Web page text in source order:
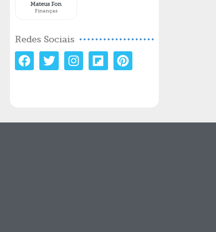
Mateus Fon
Finanças
Redes Sociais